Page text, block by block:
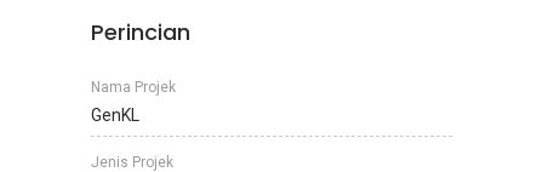
Perincian
Nama Projek
GenKL
Jenis Projek